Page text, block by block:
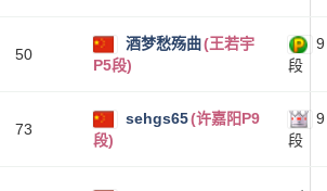
50
酒梦愁殇曲(王若宇
P5段)
9
段
73
sehgs65(许嘉阳P9
段)
9
段